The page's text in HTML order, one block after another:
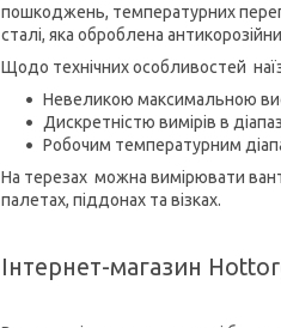
пошкоджень, температурних
сталі, яка оброблена
Щодо технічних особливостей
Невеликою максимальною
Дискретністю вимірів в
Робочим температурним
На терезах можна вимірювати
палетах, піддонах та візках.
Інтернет-магазин